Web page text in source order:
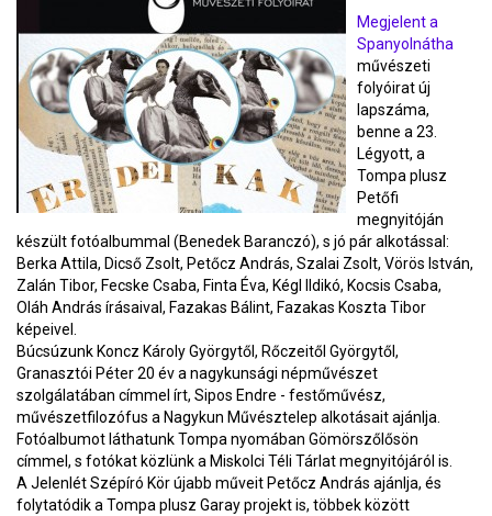
Megjelent a
Spanyolnátha
művészeti
folyóirat új
lapszáma,
benne a 23.
Légyott, a
Tompa plusz
Petőfi
megnyitóján
készült fotóalbummal (Benedek Baranczó), s jó pár alkotással:
Berka Attila, Dicső Zsolt, Petőcz András, Szalai Zsolt, Vörös István,
Zalán Tibor, Fecske Csaba, Finta Éva, Kégl Ildikó, Kocsis Csaba,
Oláh András írásaival, Fazakas Bálint, Fazakas Koszta Tibor
képeivel.
Búcsúzunk Koncz Károly Györgytől, Rőczeitől Györgytől,
Granasztói Péter 20 év a nagykunsági népművészet
szolgálatában címmel írt, Sipos Endre - festőművész,
művészetfilozófus a Nagykun Művésztelep alkotásait ajánlja.
Fotóalbumot láthatunk Tompa nyomában Gömörszőlősön
címmel, s fotókat közlünk a Miskolci Téli Tárlat megnyitójáról is.
A Jelenlét Szépíró Kör újabb műveit Petőcz András ajánlja, és
folytatódik a Tompa plusz Garay projekt is, többek között